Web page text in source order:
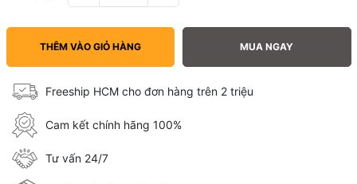
THÊM VÀO GIỎ HÀNG MUA NGAY
Freeship HCM cho đơn hàng trên 2 triệu
Cam kết chính hãng 100%
Tư vấn 24/7